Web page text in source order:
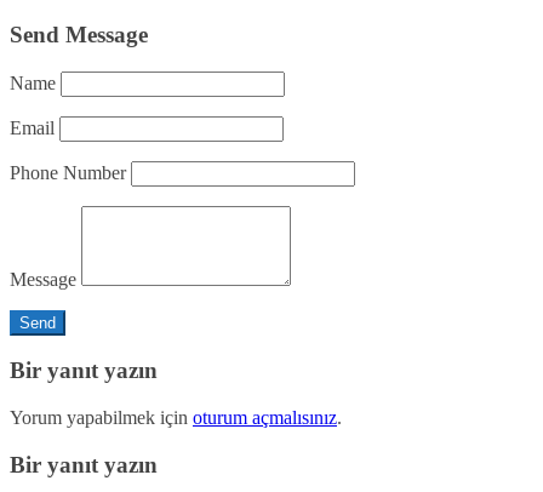
Send Message
Name
Email
Phone Number
Message
Bir yanıt yazın
Yorum yapabilmek için oturum açmalısınız.
Bir yanıt yazın